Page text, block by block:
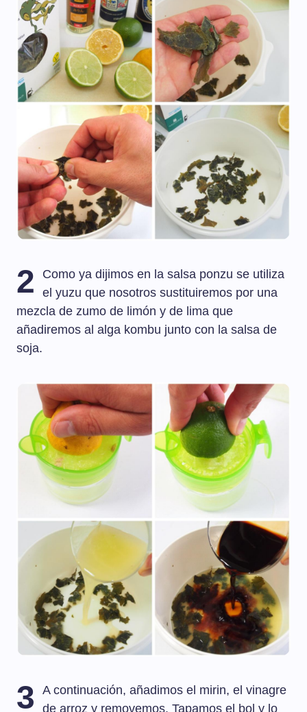
2
Como ya dijimos en la salsa ponzu se utiliza
el yuzu que nosotros sustituiremos por una
mezcla de zumo de limón y de lima que
añadiremos al alga kombu junto con la salsa de
soja.
3
A continuación, añadimos el mirin, el vinagre
de arroz y removemos. Tapamos el bol y lo